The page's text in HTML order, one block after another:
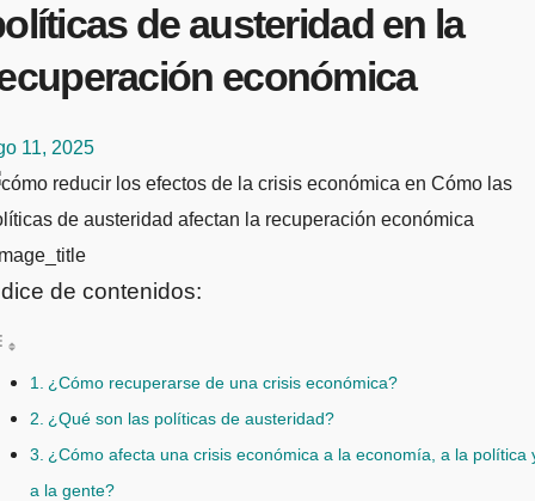
de austeridad en la
económica
11, 2025
de contenidos:
¿Cómo recuperarse de una crisis económica?
¿Qué son las políticas de austeridad?
¿Cómo afecta una crisis económica a la economía, a la política
a la gente?